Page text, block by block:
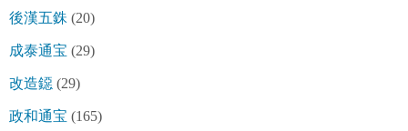
後漢五銖 (20)
成泰通宝 (29)
改造鐚 (29)
政和通宝 (165)